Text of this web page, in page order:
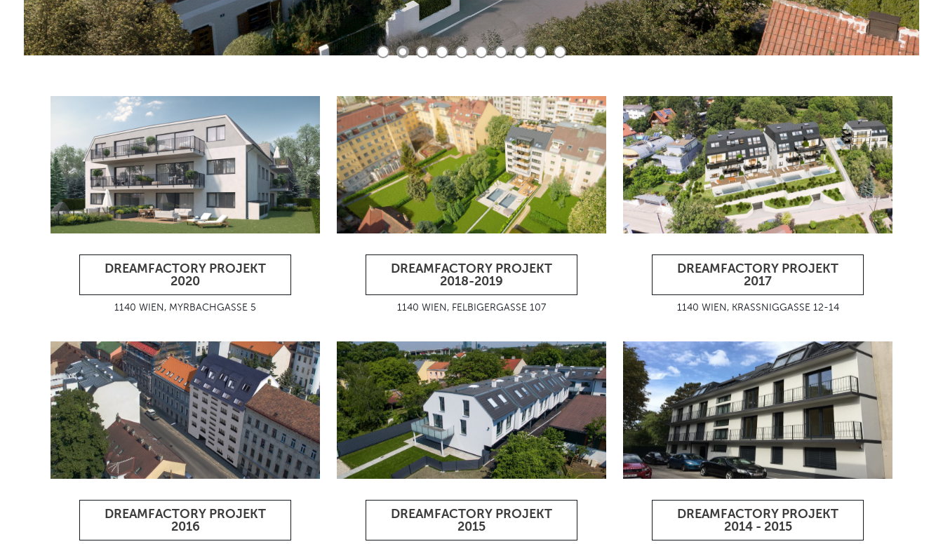
DREAMFACTORY PROJEKT
2020
1140 WIEN, MYRBACHGASSE 5
DREAMFACTORY PROJEKT
2018-2019
1140 WIEN, FELBIGERGASSE 107
DREAMFACTORY PROJEKT
2017
1140 WIEN, KRASSNIGGASSE 12-14
DREAMFACTORY PROJEKT
2016
DREAMFACTORY PROJEKT
2015
DREAMFACTORY PROJEKT
2014 - 2015